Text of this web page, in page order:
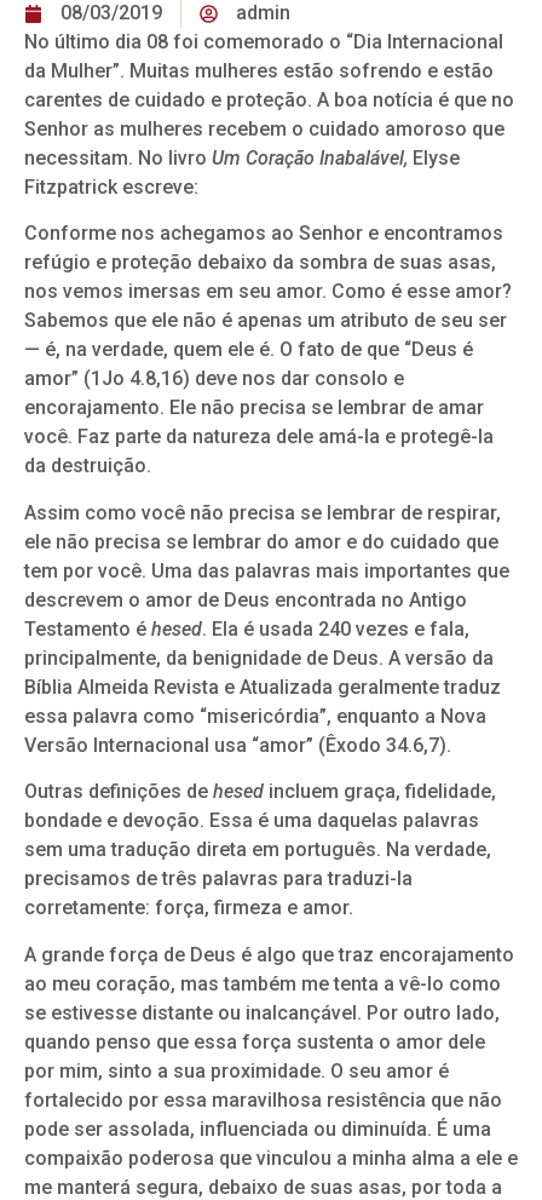
08/03/2019
admin
No último dia 08 foi comemorado o “Dia Internacional
da Mulher”. Muitas mulheres estão sofrendo e estão
carentes de cuidado e proteção. A boa notícia é que no
Senhor as mulheres recebem o cuidado amoroso que
necessitam. No livro Um Coração Inabalável, Elyse
Fitzpatrick escreve:
Conforme nos achegamos ao Senhor e encontramos
refúgio e proteção debaixo da sombra de suas asas,
nos vemos imersas em seu amor. Como é esse amor?
Sabemos que ele não é apenas um atributo de seu ser
— é, na verdade, quem ele é. O fato de que “Deus é
amor” (1Jo 4.8,16) deve nos dar consolo e
encorajamento. Ele não precisa se lembrar de amar
você. Faz parte da natureza dele amá-la e protegê-la
da destruição.
Assim como você não precisa se lembrar de respirar,
ele não precisa se lembrar do amor e do cuidado que
tem por você. Uma das palavras mais importantes que
descrevem o amor de Deus encontrada no Antigo
Testamento é hesed. Ela é usada 240 vezes e fala,
principalmente, da benignidade de Deus. A versão da
Bíblia Almeida Revista e Atualizada geralmente traduz
essa palavra como “misericórdia”, enquanto a Nova
Versão Internacional usa “amor” (Êxodo 34.6,7).
Outras definições de hesed incluem graça, fidelidade,
bondade e devoção. Essa é uma daquelas palavras
sem uma tradução direta em português. Na verdade,
precisamos de três palavras para traduzi-la
corretamente: força, firmeza e amor.
A grande força de Deus é algo que traz encorajamento
ao meu coração, mas também me tenta a vê-lo como
se estivesse distante ou inalcançável. Por outro lado,
quando penso que essa força sustenta o amor dele
por mim, sinto a sua proximidade. O seu amor é
fortalecido por essa maravilhosa resistência que não
pode ser assolada, influenciada ou diminuída. É uma
compaixão poderosa que vinculou a minha alma a ele e
me manterá segura, debaixo de suas asas, por toda a